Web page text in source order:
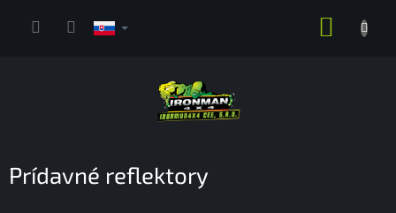
Prídavné reflektory